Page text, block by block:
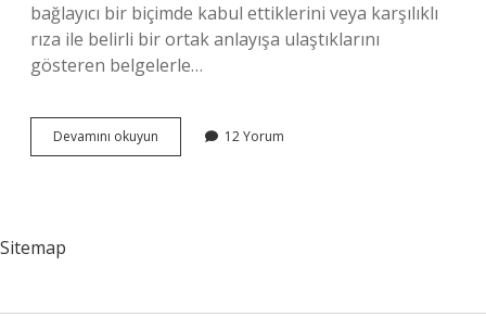
bağlayıcı bir biçimde kabul ettiklerini veya karşılıklı
rıza ile belirli bir ortak anlayışa ulaştıklarını
gösteren belgelerle…
Devamını okuyun Teatisinde
Bulunmak
12 Yorum
Sitemap